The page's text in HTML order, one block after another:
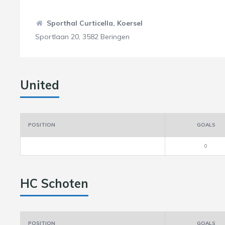
Sporthal Curticella, Koersel
Sportlaan 20, 3582 Beringen
United
POSITION GOALS
0
HC Schoten
POSITION GOALS